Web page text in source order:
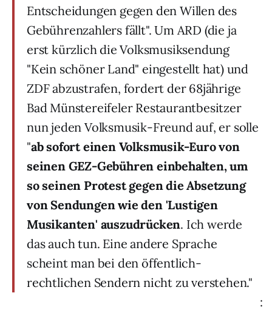
Entscheidungen gegen den Willen des
Gebührenzahlers fällt". Um ARD (die ja
erst kürzlich die Volksmusiksendung
"Kein schöner Land" eingestellt hat) und
ZDF abzustrafen, fordert der 68jährige
Bad Münstereifeler Restaurantbesitzer
nun jeden Volksmusik-Freund auf, er solle
"ab sofort einen Volksmusik-Euro von
seinen GEZ-Gebühren einbehalten, um
so seinen Protest gegen die Absetzung
von Sendungen wie den 'Lustigen
Musikanten' auszudrücken. Ich werde
das auch tun. Eine andere Sprache
scheint man bei den öffentlich-
rechtlichen Sendern nicht zu verstehen."
: